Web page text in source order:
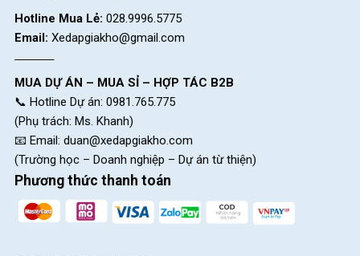
Hotline Mua Lẻ: 028.9996.5775
Email: Xedapgiakho@gmail.com
MUA DỰ ÁN – MUA SỈ – HỢP TÁC B2B
📞 Hotline Dự án: 0981.765.775
(Phụ trách: Ms. Khanh)
📧 Email: duan@xedapgiakho.com
(Trường học – Doanh nghiệp – Dự án từ thiện)
Phương thức thanh toán